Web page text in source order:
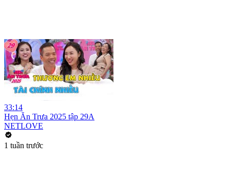
33:14
Hẹn Ăn Trưa 2025 tập 29A
NETLOVE
1 tuần trước